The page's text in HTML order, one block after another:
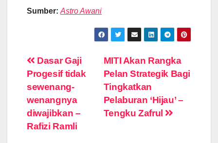
Sumber: Astro Awani
Post
navigation
MITI Akan Rangka
Pelan Strategik Bagi
Tingkatkan
Pelaburan ‘Hijau’ –
Tengku Zafrul
Dasar Gaji
Progesif tidak
sewenang-
wenangnya
diwajibkan –
Rafizi Ramli